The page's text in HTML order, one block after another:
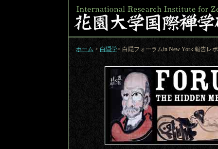
ホーム > 白隠学> 白隠フォーラムin New York 報告レ